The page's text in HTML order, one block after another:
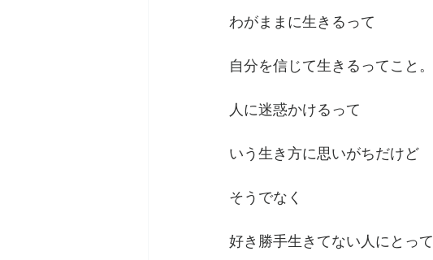
わがままに生きるって
自分を信じて生きるってこと。
人に迷惑かけるって
いう生き方に思いがちだけど
そうでなく
好き勝手生きてない人にとって